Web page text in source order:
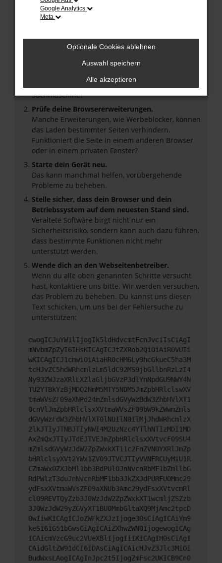
Fehler: Network Error
Hier sind ein paar Tipps, die dir helfen können:
Überprüfe deine Firewall und deine
Laden andere Webseiten, zum Beispiel deine
Suchmaschine?
Prüfe deine Browsererweiterungen.
Manche Erweiterungen, wie Werbeblocker, können
das Laden bestimmter Seiten verhindern.
Funktioniert die Seite in einem anderen Browser
oder in einem privaten Fenster?
Starte dein Gerät neu.
Das kann manchmal helfen, vorübergehende
Probleme zu beheben.
Stelle sicher, dass dein Browser und dein
Betriebssystem auf dem neuesten Stand sind.
Veraltete Software birgt nicht nur ein
Sicherheitsrisiko, sondern kann auch dazu führen,
dass bestimmte Funktionen nicht mehr
unterstützt werden.
Wende dich an den Webseitenbetreiber.
Wenn du alle oben genannten Schritte versucht
hast, kontaktiere uns bitte. Wir werden versuchen,
das Problem zu beheben. Du kannst uns diesen
Text schicken, um uns bei der Fehlersuche zu
unterstützen:
ewogICJuYW1lIjogIk5ldHdvcmtFcnJvciIsCiAgI
mNvbmZpZyI6IHsKICAgICJtZXRob2QiOiAiR0VUIi
wKICAgICJ1cmwiOiAiaHR0cHM6Ly9hcGkueC5ha3M
tcHJvZC5hdWRhcmlzLm5ldC92MS9jbGllbnRzLzI4
Ny93ZWJzaXRlLXZlaGljbGVzP3dlYnNpdGU9NWY4N
TU2YTBkYzBjMDQ2NmM5MTY5NDM5JmZpbHRlclswXV
tmaWVsZF09aXNPd24mZmlsdGVyWzBdW3ZhbHVlXT1
0cnVlJmZpbHRlclsxXVtmaWVsZF09bW9kZWwmZmls
dGVyWzFdW3ZhbHVlXT0lNUIlN0IlMjJhdWRhcmlzX
2lkJTIyJTNBJTIyNWI4M2UzNzc4YTlhNTIzMDI1MD
AxZmQxJTIyJTdEJTVEJmZpbHRlclsxXVtvcF09SU4
mZmlsdGVyWzJdW2ZpZWxkXT11c2FnZVN0YXRlJmZp
bHRlclsyXVt2YWx1ZV09JTVCJTIyVVNFRCUyMiU1R
CZmaWx0ZXJbMl1bb3BdPUlOJnNvcnRbMF1bZmllbG
RdPWlzT3duJnNvcnRbMF1bb3JkZXJdPURFU0Mmc29
ydFsxXVtmaWVsZF09aXNUb3Amc29ydFsxXVtvcmRl
cl09REVTQyZzb3J0WzJdW2ZpZWxkXT1wcmljZSZzb
3J0WzJdW29yZGVyXT1BU0MmbGltaXQ9MjAmc2tpcD
0wIiwKICAgICJoZWFkZXJzIjoge30sCiAgICAiYm9
keSI6IG51bGwsCiAgICAiZXhwZWN0IjogewogICAg
ICAicmVzcG9uc2VUeXBlIjogIiIKICAgIH0sCiAgI
CAidGltZW91dCI6IDAsCiAgICAicHJvZ3Jlc3MiOi
BudWxsLAogICAgInJpc2t5IjogZmFsc2UKICB9Cn0
Google Analytics
Meta
Optionale Cookies ablehnen
Auswahl speichern
Alle akzeptieren